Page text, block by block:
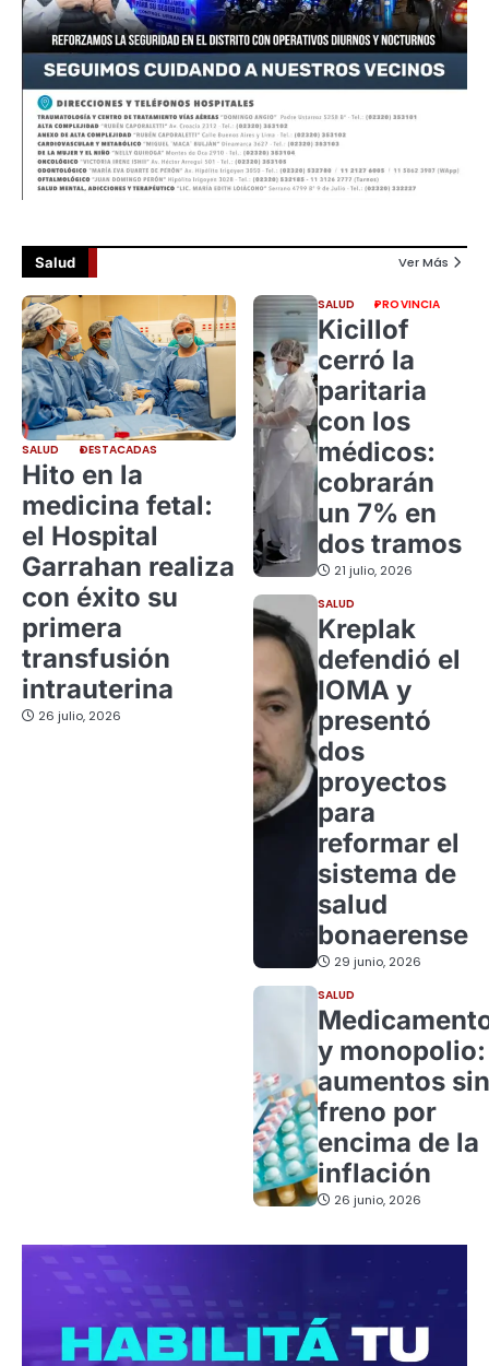
Salud Ver Más
SALUD DESTACADAS
Hito en la
medicina fetal:
el Hospital
Garrahan realiza
con éxito su
primera
transfusión
intrauterina
26 julio, 2026
SALUD PROVINCIA
Kicillof
cerró la
paritaria
con los
médicos:
cobrarán
un 7% en
dos tramos
21 julio, 2026
SALUD
Kreplak
defendió el
IOMA y
presentó
dos
proyectos
para
reformar el
sistema de
salud
bonaerense
29 junio, 2026
SALUD
y monopolio:
aumentos sin
freno por
encima de la
inflación
26 junio, 2026